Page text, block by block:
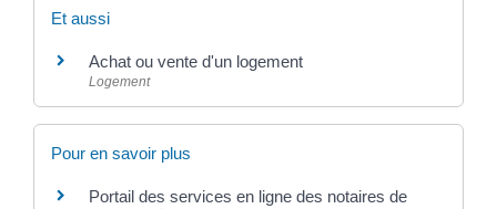
Et aussi
Achat ou vente d'un logement
Logement
Pour en savoir plus
Portail des services en ligne des notaires de